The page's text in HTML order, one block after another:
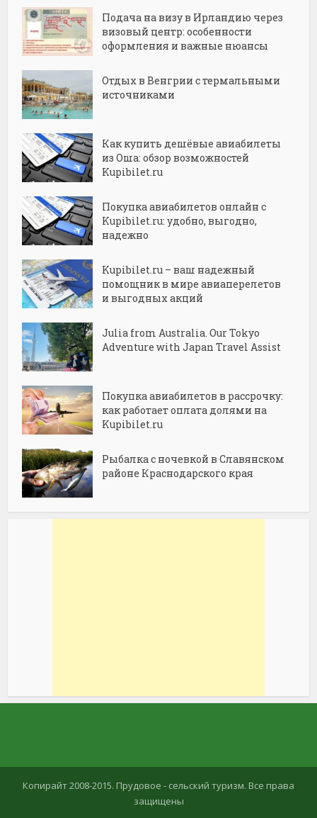
Подача на визу в Ирландию через
визовый центр: особенности
оформления и важные нюансы
Отдых в Венгрии с термальными
источниками
Как купить дешёвые авиабилеты
из Оша: обзор возможностей
Kupibilet.ru
Покупка авиабилетов онлайн с
Kupibilet.ru: удобно, выгодно,
надежно
Kupibilet.ru – ваш надежный
помощник в мире авиаперелетов
и выгодных акций
Julia from Australia. Our Tokyo
Adventure with Japan Travel Assist
Покупка авиабилетов в рассрочку:
как работает оплата долями на
Kupibilet.ru
Рыбалка с ночевкой в Славянском
районе Краснодарского края
Копирайт 2008-2015. Прудовое - сельский туризм. Все права
защищены